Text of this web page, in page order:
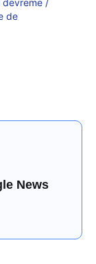
de
News